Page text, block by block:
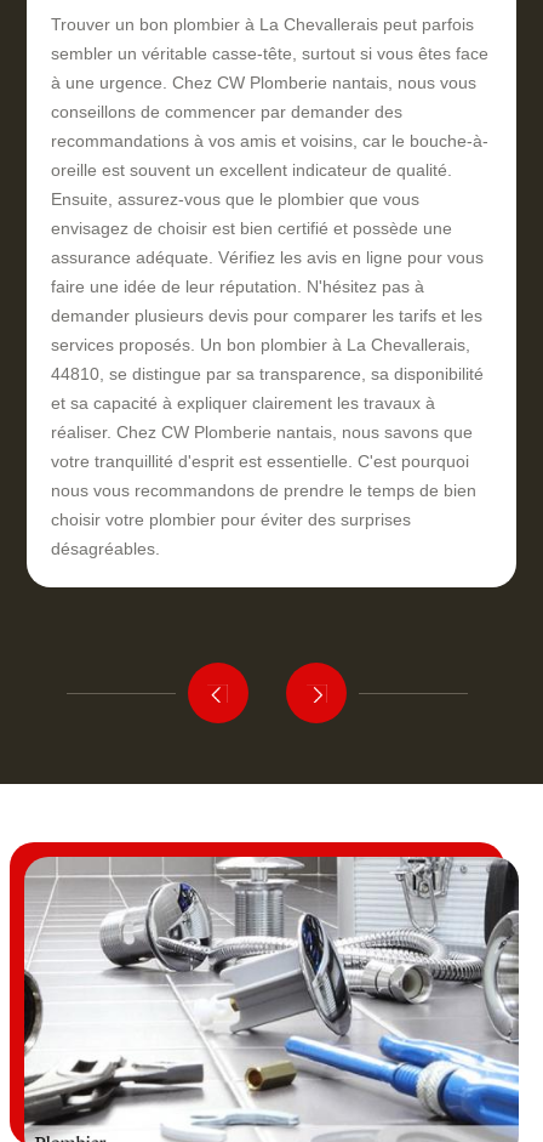
Trouver un bon plombier à La Chevallerais peut parfois
sembler un véritable casse-tête, surtout si vous êtes face
à une urgence. Chez CW Plomberie nantais, nous vous
conseillons de commencer par demander des
recommandations à vos amis et voisins, car le bouche-à-
oreille est souvent un excellent indicateur de qualité.
Ensuite, assurez-vous que le plombier que vous
envisagez de choisir est bien certifié et possède une
assurance adéquate. Vérifiez les avis en ligne pour vous
faire une idée de leur réputation. N'hésitez pas à
demander plusieurs devis pour comparer les tarifs et les
services proposés. Un bon plombier à La Chevallerais,
44810, se distingue par sa transparence, sa disponibilité
et sa capacité à expliquer clairement les travaux à
réaliser. Chez CW Plomberie nantais, nous savons que
votre tranquillité d'esprit est essentielle. C'est pourquoi
nous vous recommandons de prendre le temps de bien
choisir votre plombier pour éviter des surprises
désagréables.